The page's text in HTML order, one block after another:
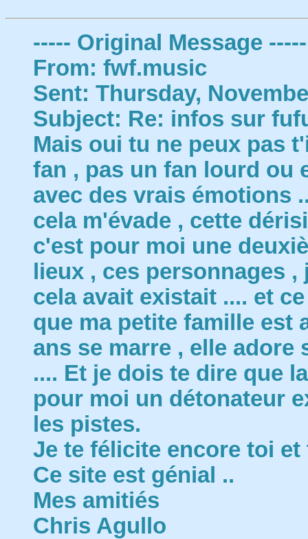
----- Original Message -----
From: fwf.music
Sent: Thursday,
Subject: Re: infos sur
Mais oui tu ne peux pas
fan , pas un fan lourd ou
avec des vrais émotions
cela m'évade , cette
c'est pour moi une
lieux , ces personnages
cela avait existait .... et
que ma petite famille est
ans se marre , elle adore
.... Et je dois te dire que
pour moi un détonateur
les pistes.
Je te félicite encore toi
Ce site est génial ..
Mes amitiés
Chris Agullo